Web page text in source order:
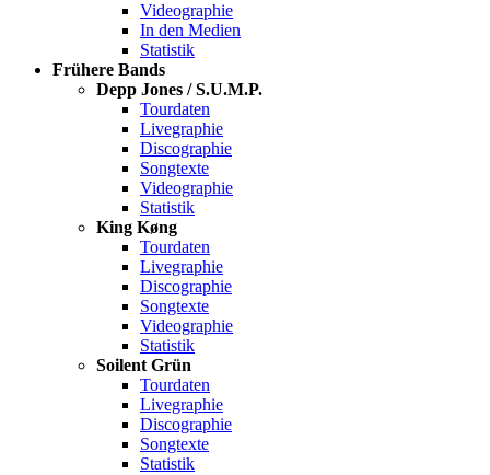
Videographie
In den Medien
Statistik
Frühere Bands
Depp Jones / S.U.M.P.
Tourdaten
Livegraphie
Discographie
Songtexte
Videographie
Statistik
King Køng
Tourdaten
Livegraphie
Discographie
Songtexte
Videographie
Statistik
Soilent Grün
Tourdaten
Livegraphie
Discographie
Songtexte
Statistik